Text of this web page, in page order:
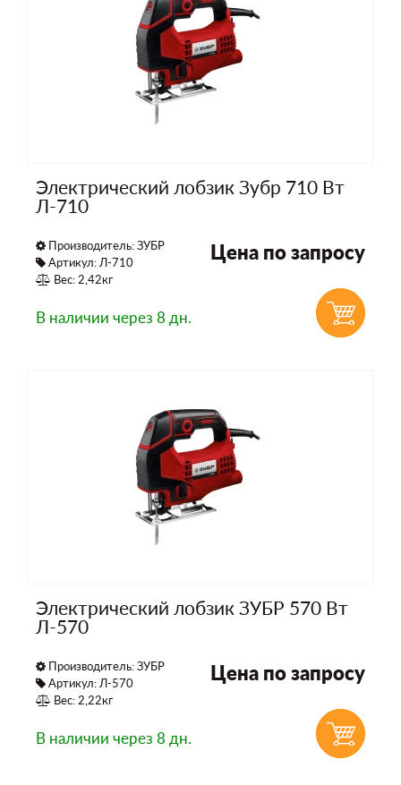
Электрический лобзик Зубр 710 Вт
Л-710
Производитель:ЗУБР
Артикул: Л-710
Вес: 2,42кг
Цена по запросу
В наличии через 8 дн.
Электрический лобзик ЗУБР 570 Вт
Л-570
Производитель:ЗУБР
Артикул: Л-570
Вес: 2,22кг
Цена по запросу
В наличии через 8 дн.